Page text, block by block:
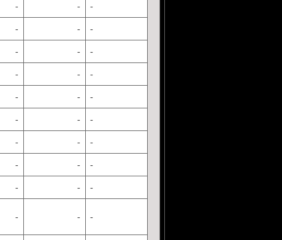
- - -
- - -
- - -
- - -
- - -
- - -
- - -
- - -
- - -
- - -